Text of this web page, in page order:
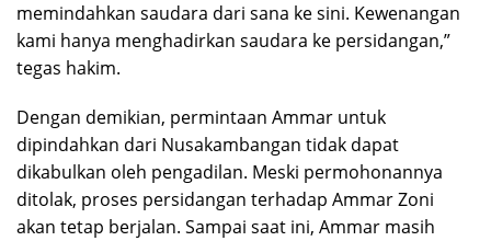
memindahkan saudara dari sana ke sini. Kewenangan
kami hanya menghadirkan saudara ke persidangan,”
tegas hakim.
Dengan demikian, permintaan Ammar untuk
dipindahkan dari Nusakambangan tidak dapat
dikabulkan oleh pengadilan. Meski permohonannya
ditolak, proses persidangan terhadap Ammar Zoni
akan tetap berjalan. Sampai saat ini, Ammar masih